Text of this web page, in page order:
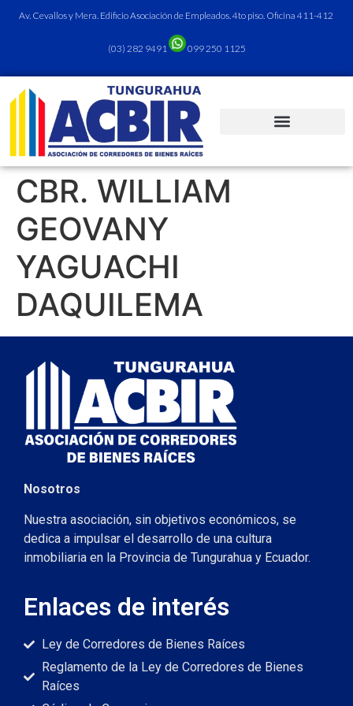
Av. Cevallos y Mera. Edificio Asociación de Empleados. 4to piso. Oficina 411-412
(03) 282 9491 099 250 1125
CBR. WILLIAM
GEOVANY
YAGUACHI
DAQUILEMA
Nosotros
Nuestra asociación, sin objetivos económicos, se
dedica a impulsar el desarrollo de una cultura
inmobiliaria en la Provincia de Tungurahua y Ecuador.
Enlaces de interés
Ley de Corredores de Bienes Raíces
Reglamento de la Ley de Corredores de Bienes
Raíces